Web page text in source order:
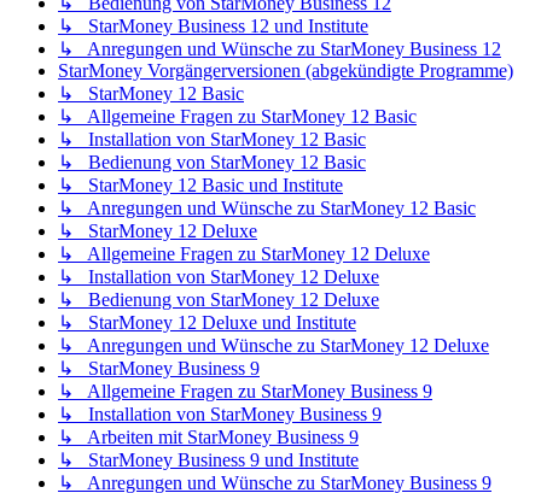
↳ StarMoney Business 12 und Institute
↳ Anregungen und Wünsche zu StarMoney Business 12
StarMoney Vorgängerversionen (abgekündigte Programme)
↳ StarMoney 12 Basic
↳ Allgemeine Fragen zu StarMoney 12 Basic
↳ Installation von StarMoney 12 Basic
↳ Bedienung von StarMoney 12 Basic
↳ StarMoney 12 Basic und Institute
↳ Anregungen und Wünsche zu StarMoney 12 Basic
↳ StarMoney 12 Deluxe
↳ Allgemeine Fragen zu StarMoney 12 Deluxe
↳ Installation von StarMoney 12 Deluxe
↳ Bedienung von StarMoney 12 Deluxe
↳ StarMoney 12 Deluxe und Institute
↳ Anregungen und Wünsche zu StarMoney 12 Deluxe
↳ StarMoney Business 9
↳ Allgemeine Fragen zu StarMoney Business 9
↳ Installation von StarMoney Business 9
↳ Arbeiten mit StarMoney Business 9
↳ StarMoney Business 9 und Institute
↳ Anregungen und Wünsche zu StarMoney Business 9